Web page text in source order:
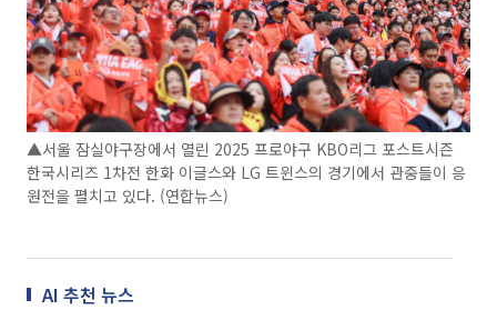
▲서울 잠실야구장에서 열린 2025 프로야구 KBO리그 포스트시즌
한국시리즈 1차전 한화 이글스와 LG 트윈스의 경기에서 관중들이 응
원전을 펼치고 있다. (연합뉴스)
AI 추천 뉴스